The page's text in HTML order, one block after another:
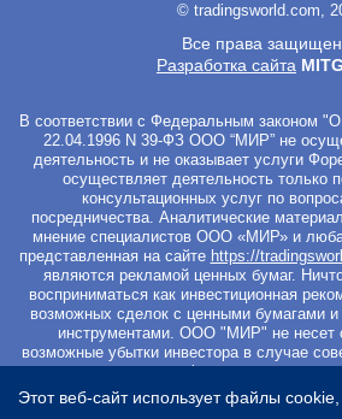
© tradingsworld.com,
Все права
Разработка сайта
В соответствии с Федеральным законом
22.04.1996 N 39-ФЗ ООО “МИР” не
деятельность и не оказывает услуги
осуществляет деятельность только
консультационных услуг по
посредничества. Аналитические
мнение специалистов ООО «МИР» и
представленная на сайте https://
являются рекламой ценных бумаг.
восприниматься как инвестиционная
возможных сделок с ценными бумагами
инструментами. ООО "МИР" не несет
возможные убытки инвестора в случае
инвестирования в финансовые
материалах Сайта. Вы не должны
инвестиционными продуктами, если не
Этот веб-сайт использует файлы